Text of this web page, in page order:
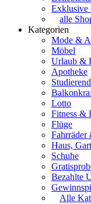
Exklusive
alle
Kategorien
Mode &
Möbel
Urlaub &
Apotheke
Lotto
Fitness &
Flüge
Fahrräder
Haus,
Schuhe
Bezahlte
Alle